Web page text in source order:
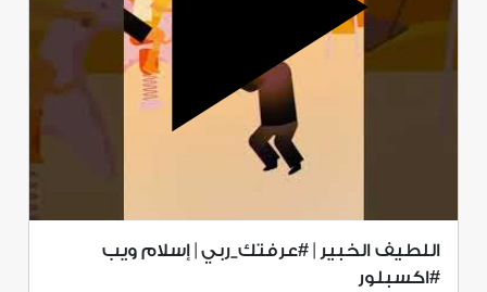
اللطيف الخبير | #عرفتك_ربي | إسلام ويب
#اكسبلور